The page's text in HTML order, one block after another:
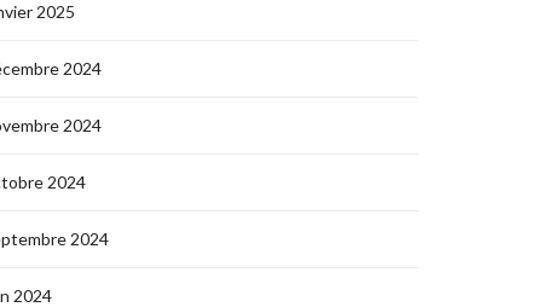
2025
2024
2024
2024
2024
2024